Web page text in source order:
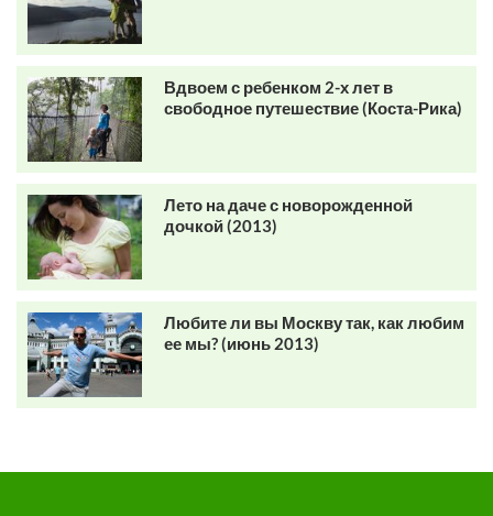
Вдвоем с ребенком 2-х лет в
свободное путешествие (Коста-Рика)
Лето на даче с новорожденной
дочкой (2013)
Любите ли вы Москву так, как любим
ее мы? (июнь 2013)